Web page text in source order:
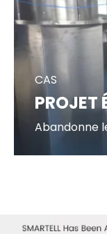
CAS
PROJET
Abandonne